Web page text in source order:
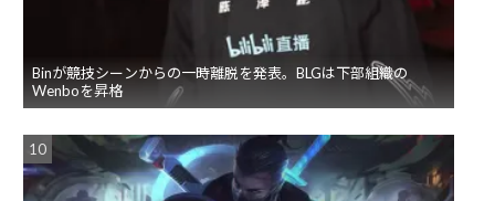
Binが競技シーンからの一時離脱を発表。BLGは下部組織の
Wenboを昇格